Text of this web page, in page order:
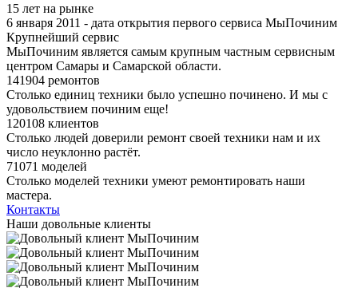
15 лет на рынке
6 января 2011 - дата открытия первого сервиса МыПочиним
Крупнейший сервис
МыПочиним является самым крупным частным сервисным
центром Самары и Самарской области.
141904 ремонтов
Столько единиц техники было успешно починено. И мы с
удовольствием починим еще!
120108 клиентов
Столько людей доверили ремонт своей техники нам и их
число неуклонно растёт.
71071 моделей
Столько моделей техники умеют ремонтировать наши
мастера.
Контакты
Наши довольные клиенты